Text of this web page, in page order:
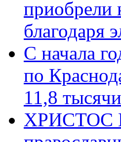
приобрели
благодаря
С начала
по
11,8
ХРИСТОС